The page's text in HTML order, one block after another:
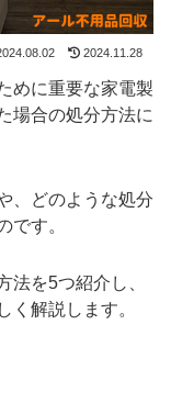
2024.11.28
めに重要な家電製
場合の処分方法に
、どのような処分
です。
法を5つ紹介し、
く解説します。